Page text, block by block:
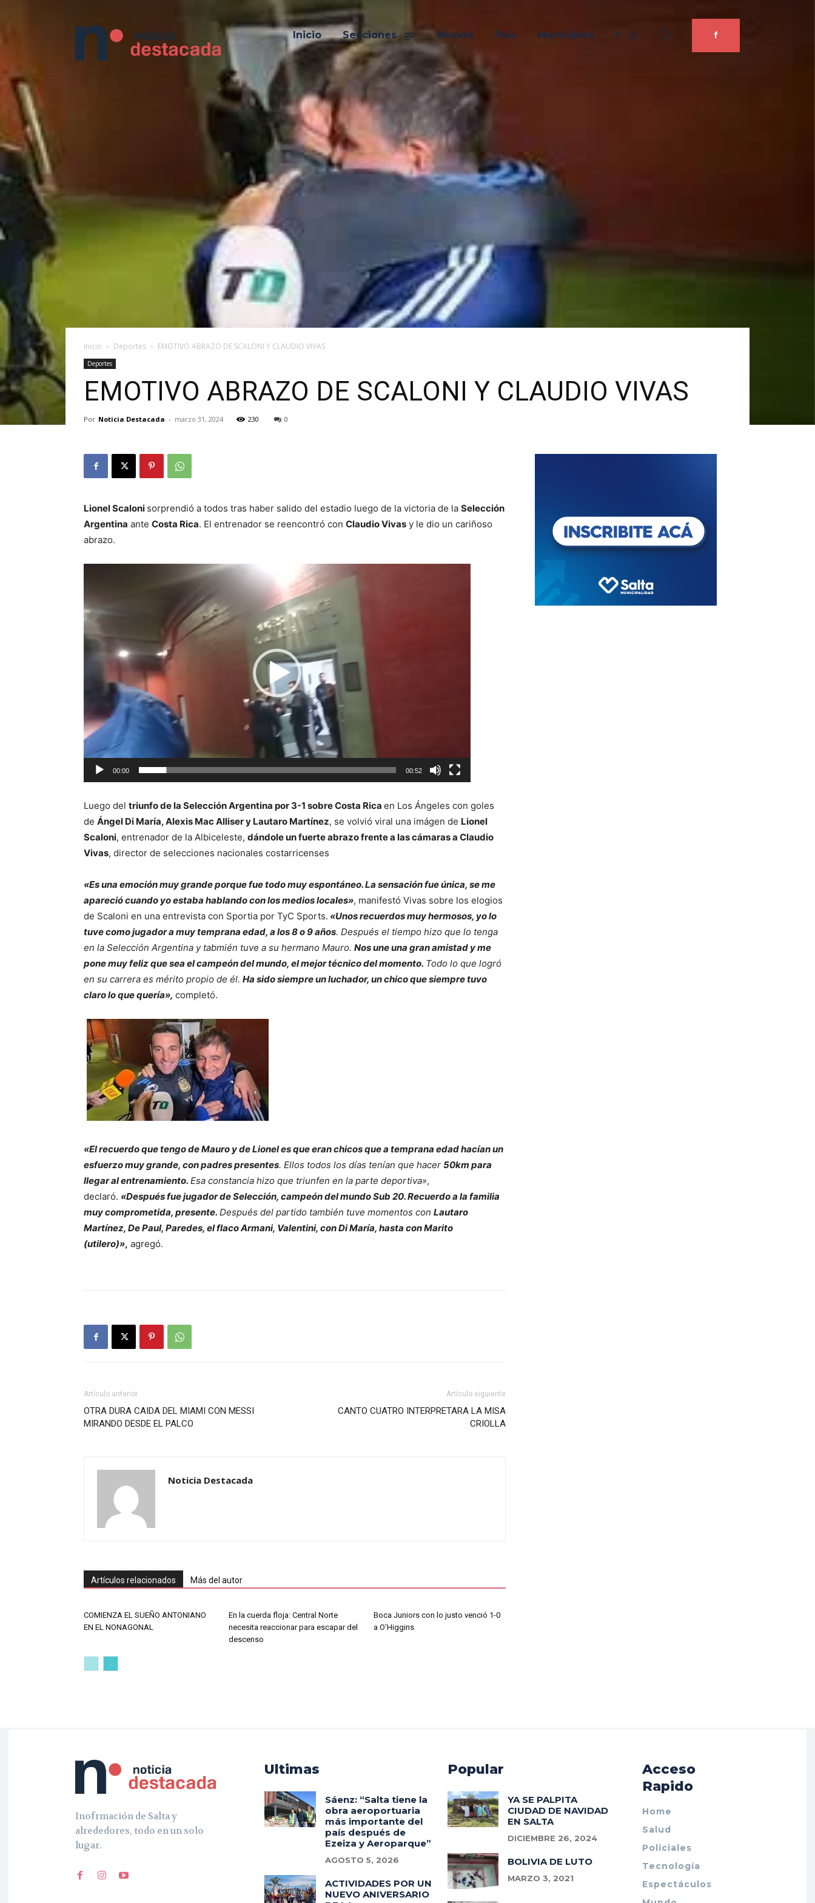
Inicio Secciones Mundo País Municipios + f
Inicio Deportes EMOTIVO ABRAZO DE SCALONI Y CLAUDIO VIVAS
Deportes
EMOTIVO ABRAZO DE SCALONI Y CLAUDIO VIVAS
Por Noticia Destacada - marzo 31, 2024 230 0
Lionel Scaloni sorprendió a todos tras haber salido del estadio luego de la victoria de la Selección
Argentina ante Costa Rica. El entrenador se reencontró con Claudio Vivas y le dio un cariñoso
abrazo.
vídeo
00:00 00:52
Luego del triunfo de la Selección Argentina por 3-1 sobre Costa Rica en Los Ángeles con goles
de Ángel Di María, Alexis Mac Alliser y Lautaro Martínez, se volvió viral una imágen de Lionel
Scaloni, entrenador de la Albiceleste, dándole un fuerte abrazo frente a las cámaras a Claudio
Vivas, director de selecciones nacionales costarricenses
«Es una emoción muy grande porque fue todo muy espontáneo. La sensación fue única, se me
apareció cuando yo estaba hablando con los medios locales», manifestó Vivas sobre los elogios
de Scaloni en una entrevista con Sportia por TyC Sports. «Unos recuerdos muy hermosos, yo lo
tuve como jugador a muy temprana edad, a los 8 o 9 años. Después el tiempo hizo que lo tenga
en la Selección Argentina y tabmién tuve a su hermano Mauro. Nos une una gran amistad y me
pone muy feliz que sea el campeón del mundo, el mejor técnico del momento. Todo lo que logró
en su carrera es mérito propio de él. Ha sido siempre un luchador, un chico que siempre tuvo
claro lo que quería», completó.
«El recuerdo que tengo de Mauro y de Lionel es que eran chicos que a temprana edad hacían un
esfuerzo muy grande, con padres presentes. Ellos todos los días tenían que hacer 50km para
llegar al entrenamiento. Esa constancia hizo que triunfen en la parte deportiva»,
declaró. «Después fue jugador de Selección, campeón del mundo Sub 20. Recuerdo a la familia
muy comprometida, presente. Después del partido también tuve momentos con Lautaro
Martínez, De Paul, Paredes, el flaco Armani, Valentini, con Di María, hasta con Marito
(utilero)», agregó.
Artículo anterior
OTRA DURA CAIDA DEL MIAMI CON MESSI
MIRANDO DESDE EL PALCO
Artículo siguiente
CANTO CUATRO INTERPRETARA LA MISA
CRIOLLA
Noticia Destacada
Artículos relacionados Más del autor
COMIENZA EL SUEÑO ANTONIANO
EN EL NONAGONAL
En la cuerda floja: Central Norte
necesita reaccionar para escapar del
descenso
Boca Juniors con lo justo venció 1-0
a O’Higgins
Inofrmación de Salta y
alrededores, todo en un solo
lugar.
Ultimas
Sáenz: “Salta tiene la
obra aeroportuaria
más importante del
país después de
Ezeiza y Aeroparque”
AGOSTO 5, 2026
ACTIVIDADES POR UN
NUEVO ANIVERSARIO
Popular
YA SE PALPITA
CIUDAD DE NAVIDAD
EN SALTA
DICIEMBRE 26, 2024
BOLIVIA DE LUTO
MARZO 3, 2021
Acceso
Rapido
Home
Salud
Policiales
Tecnología
Espectáculos